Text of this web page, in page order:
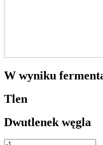
W wyniku
Tlen
Dwutlenek węgla